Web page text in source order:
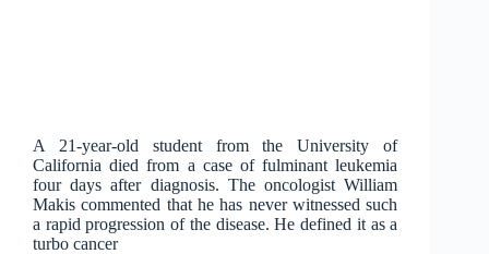
A 21-year-old student from the University of
California died from a case of fulminant leukemia
four days after diagnosis. The oncologist William
Makis commented that he has never witnessed such
a rapid progression of the disease. He defined it as a
turbo cancer